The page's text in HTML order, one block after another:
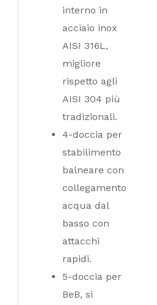
interno in
acciaio inox
AISI 316L,
migliore
rispetto agli
AISI 304 più
tradizionali.
4-doccia per
stabilimento
balneare con
collegamento
acqua dal
basso con
attacchi
rapidi.
5-doccia per
BeB, si